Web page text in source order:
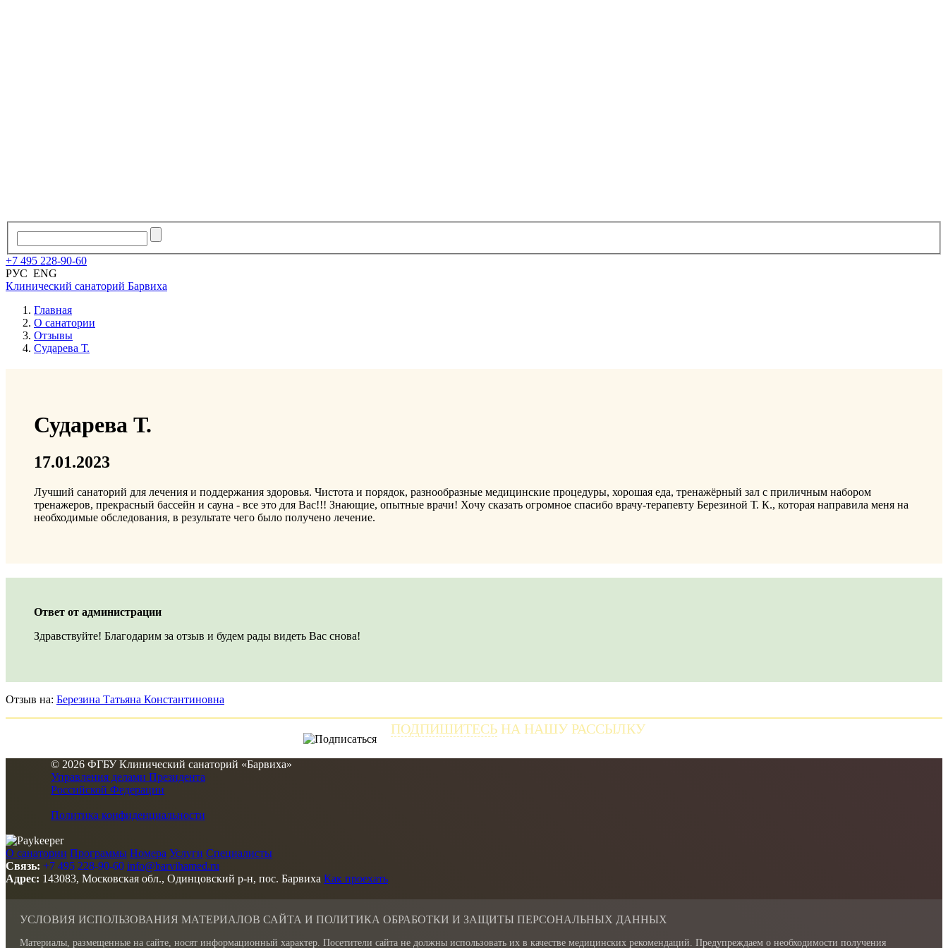
+7 495 228-90-60
РУС ENG
Клинический санаторий Барвиха
Главная
О санатории
Отзывы
Сударева Т.
Сударева Т.
17.01.2023
Лучший санаторий для лечения и поддержания здоровья. Чистота и порядок, разнообразные медицинские процедуры, хорошая еда, тренажёрный зал с приличным набором
тренажеров, прекрасный бассейн и сауна - все это для Вас!!! Знающие, опытные врачи! Хочу сказать огромное спасибо врачу-терапевту Березиной Т. К., которая направила меня на
необходимые обследования, в результате чего было получено лечение.
Ответ от администрации
Здравствуйте! Благодарим за отзыв и будем рады видеть Вас снова!
Отзыв на: Березина Татьяна Константиновна
ПОДПИШИТЕСЬНА НАШУ РАССЫЛКУ
© 2026 ФГБУ Клинический санаторий «Барвиха»
Управления делами Президента
Российской Федерации
Политика конфиденциальности
О санатории Программы Номера Услуги Специалисты
Связь: +7 495 228-90-60 info@barvihamed.ru
Адрес: 143083, Московская обл., Одинцовский р-н, пос. Барвиха Как проехать
УСЛОВИЯ ИСПОЛЬЗОВАНИЯ МАТЕРИАЛОВ САЙТА И ПОЛИТИКА ОБРАБОТКИ И ЗАЩИТЫ ПЕРСОНАЛЬНЫХ ДАННЫХ
Материалы, размещенные на сайте, носят информационный характер. Посетители сайта не должны использовать их в качестве медицинских рекомендаций. Предупреждаем о необходимости получения